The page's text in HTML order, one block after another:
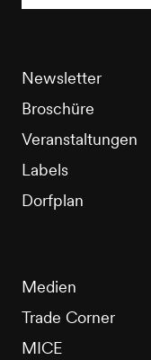
Newsletter
Broschüre
Veranstaltungen
Labels
Dorfplan
Medien
Trade Corner
MICE